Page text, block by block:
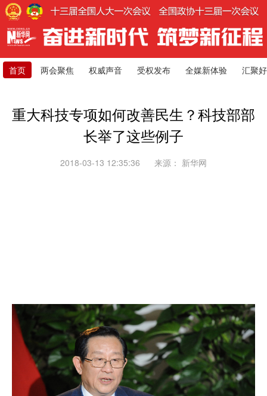
首页 两会聚焦 权威声音 受权发布 全媒新体验 汇聚
重大科技专项如何改善民生？科技部部
长举了这些例子
2018-03-13 12:35:36 来源： 新华网